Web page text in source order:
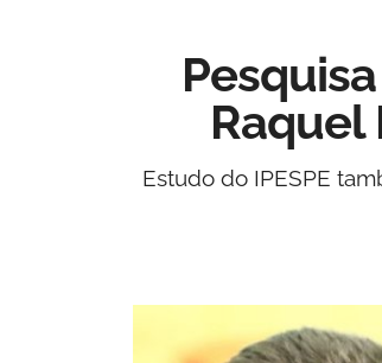
Raquel
Estudo do IPESPE